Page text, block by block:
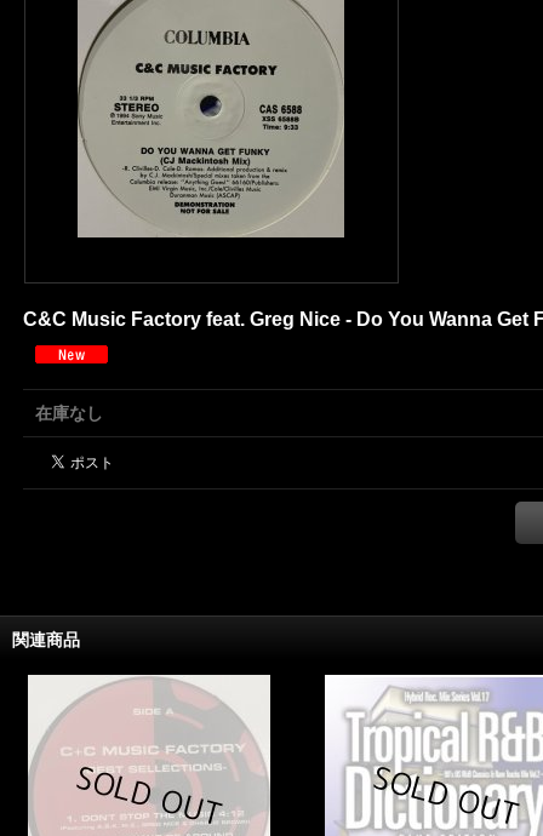
C&C Music Factory feat. Greg Nice - Do You Wanna
在庫なし
関連商品